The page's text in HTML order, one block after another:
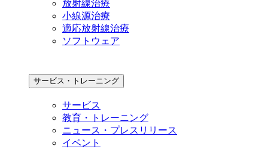
放射線治療
小線源治療
適応放射線治療
ソフトウェア
サービス・トレーニング
サービス
教育・トレーニング
ニュース・プレスリリース
イベント